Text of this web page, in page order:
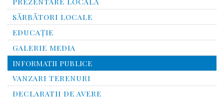
SĂRBĂTORI LOCALE
EDUCAȚIE
GALERIE MEDIA
INFORMATII PUBLICE
VANZARI TERENURI
DECLARATII DE AVERE